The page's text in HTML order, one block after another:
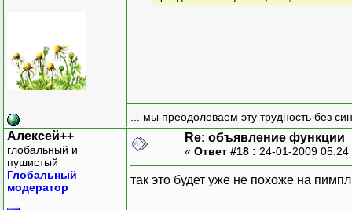
... мы преодолеваем эту трудность без
Алексей++
глобальный и
пушистый
Глобальный
модератор
Re: объявление функции
« Ответ #18 : 24-01-2009
так это будет уже не похоже на пимпл